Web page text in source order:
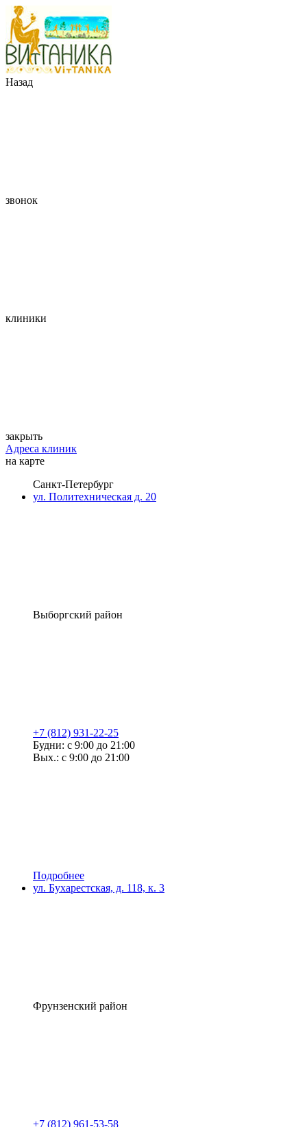
Назад
звонок
клиники
закрыть
Адреса клиник
на карте
Санкт-Петербург
ул. Политехническая д. 20
Выборгский район
+7 (812) 931-22-25
Будни: с 9:00 до 21:00
Вых.: с 9:00 до 21:00
Подробнее
ул. Бухарестская, д. 118, к. 3
Фрунзенский район
+7 (812) 961-53-58